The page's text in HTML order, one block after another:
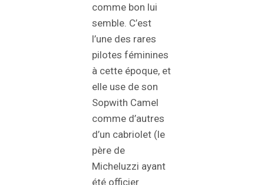
comme bon lui
semble. C’est
l’une des rares
pilotes féminines
à cette époque, et
elle use de son
Sopwith Camel
comme d’autres
d’un cabriolet (le
père de
Micheluzzi ayant
été officier